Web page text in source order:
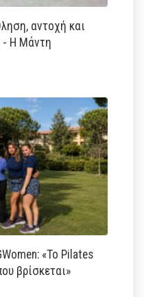
αντοχή και
- Η Μάντη
«Το Pilates
βρίσκεται»